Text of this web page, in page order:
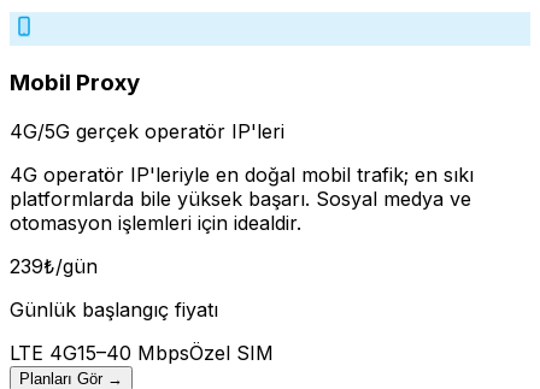
Mobil Proxy
4G/5G gerçek operatör IP'leri
4G operatör IP'leriyle en doğal mobil trafik; en sıkı
platformlarda bile yüksek başarı. Sosyal medya ve
otomasyon işlemleri için idealdir.
239₺/gün
Günlük başlangıç fiyatı
LTE 4G15–40 MbpsÖzel SIM
Planları Gör →